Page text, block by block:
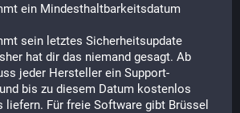
ein Mindesthaltbarkeitsdatum
sein letztes Sicherheitsupdate
hat dir das niemand gesagt. Ab
jeder Hersteller ein Support-
bis zu diesem Datum kostenlos
liefern. Für freie Software gibt Brüssel